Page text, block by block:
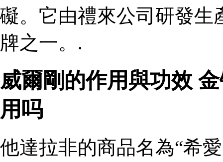
礙。它由禮來公司研發生
牌之一。.
威爾剛的作用與功效
用吗
他達拉非的商品名為“希